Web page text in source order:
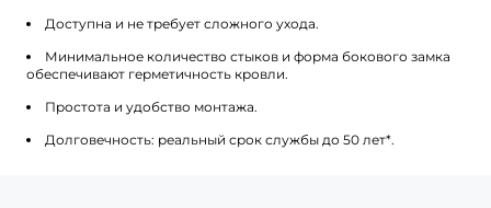
Доступна и не требует сложного ухода.
Минимальное количество стыков и форма бокового замка
обеспечивают герметичность кровли.
Простота и удобство монтажа.
Долговечность: реальный срок службы до 50 лет*.